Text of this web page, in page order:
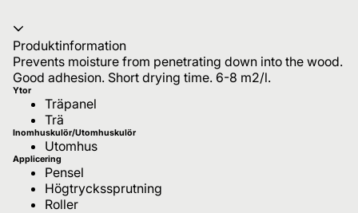
Produktinformation
Prevents moisture from penetrating down into the wood.
Good adhesion. Short drying time. 6-8 m2/l.
Ytor
Träpanel
Trä
Inomhuskulör/Utomhuskulör
Utomhus
Applicering
Pensel
Högtryckssprutning
Roller